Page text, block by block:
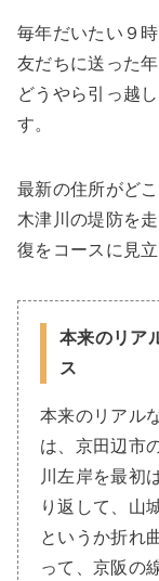
毎年だいたい９
友だちに送った
どうやら引っ越
す。
最新の住所がど
木津川の堤防を
復をコースに見
本来のリア
ス
本来のリアル
は、京田辺市
川左岸を最初
り返して、山
というか折れ
って、京阪の